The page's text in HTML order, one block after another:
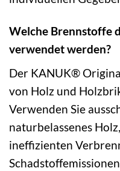
Welche Brennstoffe
verwendet werden?
Der KANUK®
von Holz und
Verwenden Sie
naturbelassenes
ineffizienten